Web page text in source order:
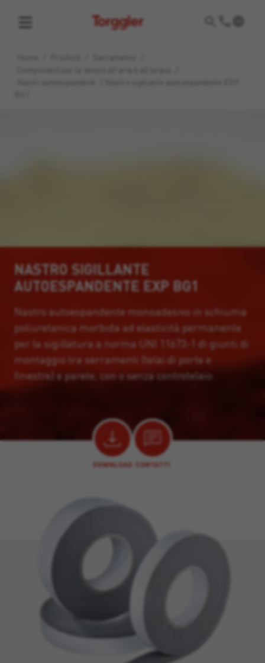
Torggler
NASTRO SIGILLANTE
AUTOESPANDENTE EXP BG1
Nastro autoespandente monoadesivo in schiuma
poliuretanica morbida ad elasticità permanente
per la sigillatura a norma UNI 11673-1 di giunti di
montaggio tra serramenti (telai di porte e
finestre) e parete, con o senza controtelaio.
DOWNLOAD CONTATTI